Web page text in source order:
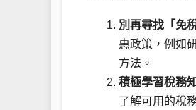
別再尋找「免
惠政策，例如
方法。
積極學習稅務
了解可用的稅